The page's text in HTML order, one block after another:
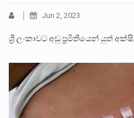
Jun 2, 2023
ශ්‍රී ලංකාවට අඩු ප්‍රමිතියෙන් යුත් අක්ෂි…